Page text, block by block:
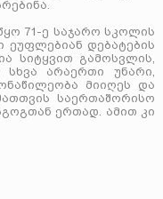
71-ე საჯარო სკოლის
ეუფლებიან დებატების
სიტყვით გამოსვლის,
სხვა არაერთი უნარი,
მიიღეს და
საერთაშორისო
ერთად. ამით კი